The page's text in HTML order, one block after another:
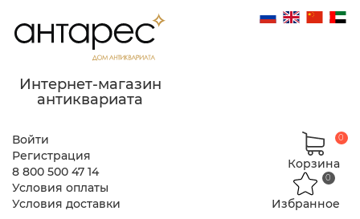
Интернет-магазин
антиквариата
Войти
Регистрация
8 800 500 47 14
Условия оплаты
Условия доставки
Корзина
0
Избранное
0